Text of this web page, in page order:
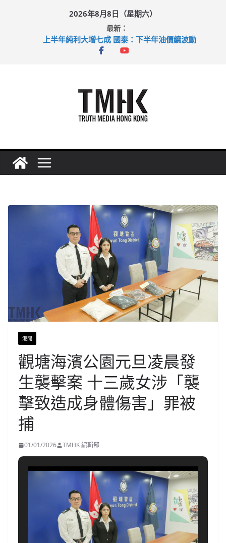
2026年8月8日（星期六）
最新：
上半年純利大增七成 國泰：下半年油價續波動
拜仁熱身賽挫維拉 啟德主場館奪錦標
港聞
觀塘海濱公園元旦凌晨發
生襲擊案 十三歲女涉「襲
擊致造成身體傷害」罪被
捕
01/01/2026 TMHK 編輯部